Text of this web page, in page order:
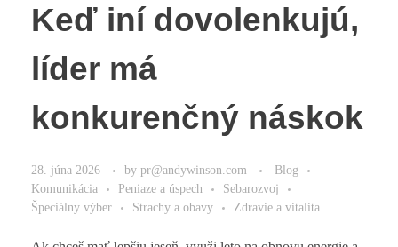
Keď iní dovolenkujú,
líder má
konkurenčný náskok
28. júna 2026 by pr@andywinson.com
Blog
Komunikácia
Peniaze a úspech
Sebarozvoj
Špeciálny výber
Strachy a obavy Zdravie a vitalita